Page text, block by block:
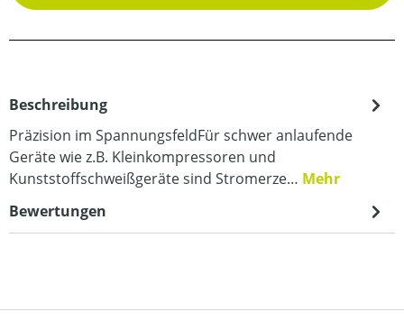
Beschreibung
Präzision im SpannungsfeldFür schwer anlaufende
Geräte wie z.B. Kleinkompressoren und
Kunststoffschweißgeräte sind Stromerze… Mehr
Bewertungen